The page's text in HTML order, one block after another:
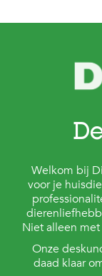
s
Welkom bij
voor je
Niet alleen
Onze
daad klaar